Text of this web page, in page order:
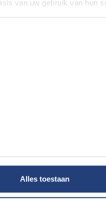
van uw gebruik van hun
Alles toestaan
engagement
Djalali na chaos in